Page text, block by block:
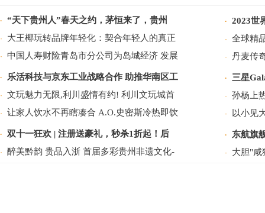
· “天下贵州人”春天之约，茅恒来了，贵州
· 大王椰玩转品牌年轻化：契合年轻人的真正
· 中国人寿财险青岛市分公司为岛城经济 发展
· 乐活科技与京东工业战略合作 助推华南区工
· 文玩魅力无限,利川盛情有约! 利川文玩城首
· 让家人饮水不再瞎凑合 A.O.史密斯冷热即饮
· 双十一狂欢 | 注册送豪礼，秒杀1折起！后
· 醉美黔韵 贵品入浙 首届多彩贵州非遗文化-
· 2023世
· 全球精
· 丹麦传
· 三星
· 孙杨上
· 以小见
· 东航旗
· 大胆"咸